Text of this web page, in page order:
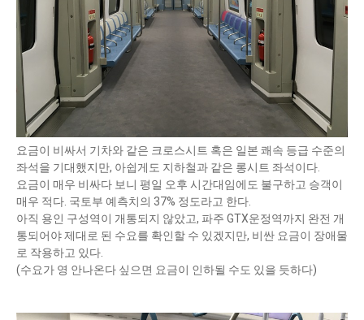
요금이 비싸서 기차와 같은 크로스시트 혹은 일본 쾌속 등급 수준의
좌석을 기대했지만, 아쉽게도 지하철과 같은 롱시트 좌석이다.
요금이 매우 비싸다 보니 평일 오후 시간대임에도 불구하고 승객이
매우 적다. 국토부 예측치의 37% 정도라고 한다.
아직 용인 구성역이 개통되지 않았고, 파주 GTX운정역까지 완전 개
통되어야 제대로 된 수요를 확인할 수 있겠지만, 비싼 요금이 장애물
로 작용하고 있다.
(수요가 영 안나온다 싶으면 요금이 인하될 수도 있을 듯하다)